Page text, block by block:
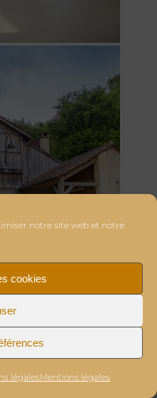
notre site web et notre
cookies
légalesMentions légales